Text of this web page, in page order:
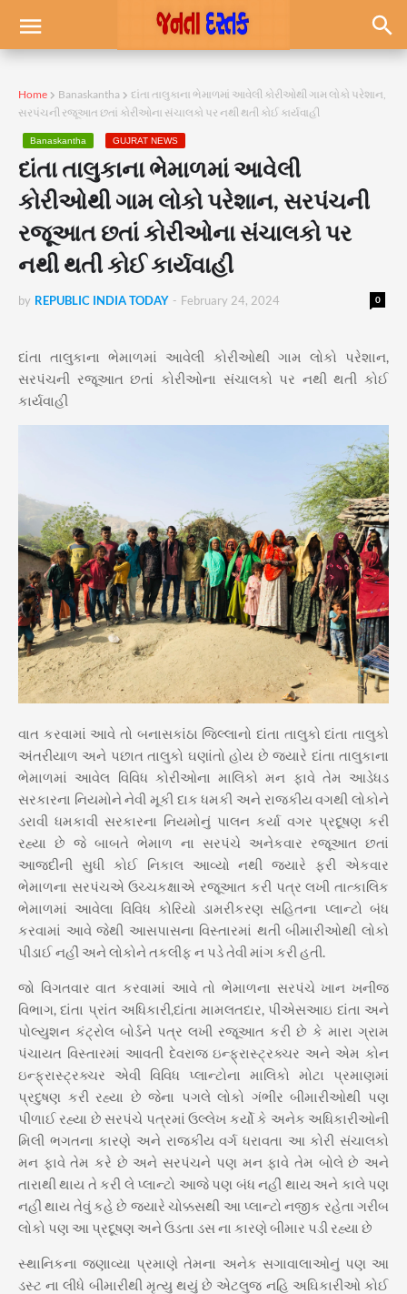
Home Banaskantha
દાંતા તાલુકાના ભેમાળમાં આવેલી કોરીઓથી ગામ લોકો પરેશાન,
સરપંચની રજૂઆત છતાં કોરીઓના સંચાલકો પર નથી થતી કોઈ કાર્યવાહી
Banaskantha GUJRAT NEWS
દાંતા તાલુકાના ભેમાળમાં આવેલી
કોરીઓથી ગામ લોકો પરેશાન, સરપંચની
રજૂઆત છતાં કોરીઓના સંચાલકો પર
નથી થતી કોઈ કાર્યવાહી
by REPUBLIC INDIA TODAY 0
- February 24, 2024
દાંતા તાલુકાના ભેમાળમાં આવેલી કોરીઓથી ગામ લોકો પરેશાન,
સરપંચની રજૂઆત છતાં કોરીઓના સંચાલકો પર નથી થતી કોઈ
કાર્યવાહી
વાત કરવામાં આવે તો બનાસકાંઠા જિલ્લાનો દાંતા તાલુકો દાંતા તાલુકો
અંતરીયાળ અને પછાત તાલુકો ઘણાંતો હોય છે જ્યારે દાંતા તાલુકાના
ભેમાળમાં આવેલ વિવિધ કોરીઓના માલિકો મન ફાવે તેમ આડેધડ
સરકારના નિયમોને નેવી મૂકી દાક ધમકી અને રાજકીય વગથી લોકોને
ડરાવી ધમકાવી સરકારના નિયમોનું પાલન કર્યા વગર પ્રદૂષણ કરી
રહ્યા છે જે બાબતે ભેમાળ ના સરપંચે અનેકવાર રજૂઆત છતાં
આજદીની સુધી કોઈ નિકાલ આવ્યો નથી જ્યારે ફરી એકવાર
ભેમાળના સરપંચએ ઉચ્ચકક્ષાએ રજૂઆત કરી પત્ર લખી તાત્કાલિક
ભેમાળમાં આવેલા વિવિધ કોરિયો ડામરીકરણ સહિતના પ્લાન્ટો બંધ
કરવામાં આવે જેથી આસપાસના વિસ્તારમાં થતી બીમારીઓથી લોકો
પીડાઈ નહીં અને લોકોને તકલીફ ન પડે તેવી માંગ કરી હતી.
જો વિગતવાર વાત કરવામાં આવે તો ભેમાળના સરપંચે ખાન ખનીજ
વિભાગ, દાંતા પ્રાંત અધિકારી,દાંતા મામલતદાર, પીએસઆઇ દાંતા અને
પોલ્યુશન કંટ્રોલ બોર્ડને પત્ર લખી રજૂઆત કરી છે કે મારા ગ્રામ
પંચાયત વિસ્તારમાં આવતી દેવરાજ ઇન્ફ્રાસ્ટ્રક્ચર અને એમ કોન
ઇન્ફ્રાસ્ટ્રક્ચર એવી વિવિધ પ્લાન્ટોના માલિકો મોટા પ્રમાણમાં
પ્રદુષણ કરી રહ્યા છે જેના પગલે લોકો ગંભીર બીમારીઓથી પણ
પીળાઈ રહ્યા છે સરપંચે પત્રમાં ઉલ્લેખ કર્યો કે અનેક અધિકારીઓની
મિલી ભગતના કારણે અને રાજકીય વર્ગ ધરાવતા આ કોરી સંચાલકો
મન ફાવે તેમ કરે છે અને સરપંચને પણ મન ફાવે તેમ બોલે છે અને
તારાથી થાય તે કરી લે પ્લાન્ટો આજે પણ બંધ નહીં થાય અને કાલે પણ
નહીં થાય તેવું કહે છે જ્યારે ચોક્કસથી આ પ્લાન્ટો નજીક રહેતા ગરીબ
લોકો પણ આ પ્રદૂષણ અને ઉડતા ડસ ના કારણે બીમાર પડી રહ્યા છે
સ્થાનિકના જણાવ્યા પ્રમાણે તેમના અનેક સગાવાલાઓનું પણ આ
ડસ્ટ ના લીધે બીમારીથી મૃત્યુ થયું છે એટલુજ નહિ અઘિકારીઓ કોઈ